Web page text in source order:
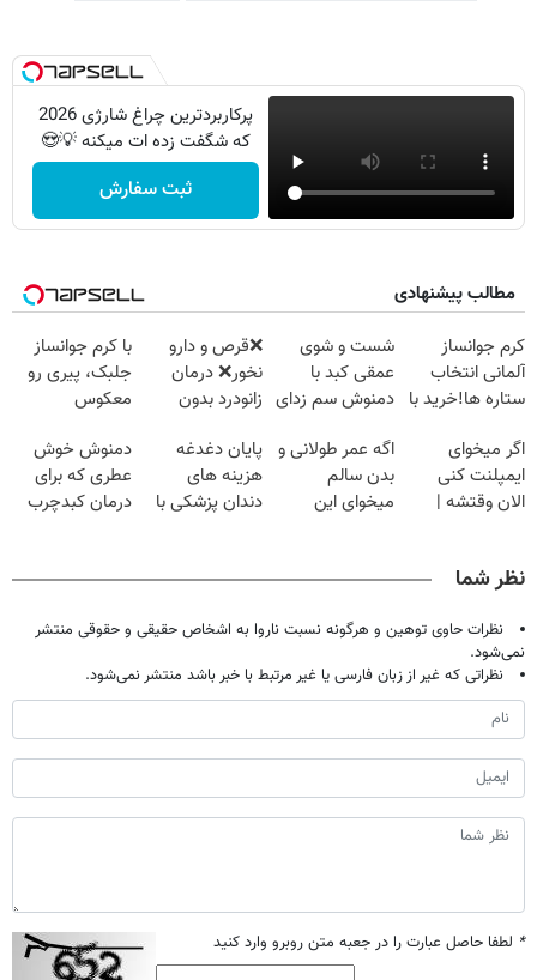
پرکاربردترین چراغ شارژی 2026
که شگفت زده ات میکنه 💡😍
ثبت سفارش
مطالب پیشنهادی
کرم جوانساز
آلمانی انتخاب
ستاره ها!خرید با
شست و شوی
عمقی کبد با
دمنوش سم زدای
❌قرص‌ و دارو
نخور❌ درمان
زانودرد بدون
با کرم جوانساز
جلبک، پیری رو
معکوس
تخفیف)
اگر میخوای
ایمپلنت کنی
الان وقتشه |
اگه عمر طولانی و
بدن سالم
میخوای این
پایان دغدغه
هزینه های
دندان پزشکی با
دمنوش خوش
عطری که برای
درمان کبدچرب
نظر شما
نظرات حاوی توهین و هرگونه نسبت ناروا به اشخاص حقیقی و حقوقی منتشر
نمی‌شود.
نظراتی که غیر از زبان فارسی یا غیر مرتبط با خبر باشد منتشر نمی‌شود.
* لطفا حاصل عبارت را در جعبه متن روبرو وارد کنید